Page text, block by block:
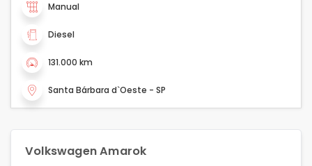
Manual
Diesel
131.000 km
Santa Bárbara d`Oeste - SP
Volkswagen Amarok